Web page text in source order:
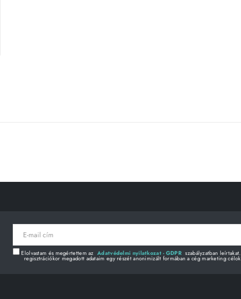
E-
mail
Elolvastam és megértettem az Adatvédelmi nyilatkozat - GDPR szabályzatban
regisztrációkor megadott adataim egy részét anonimizált formában a cég marketing